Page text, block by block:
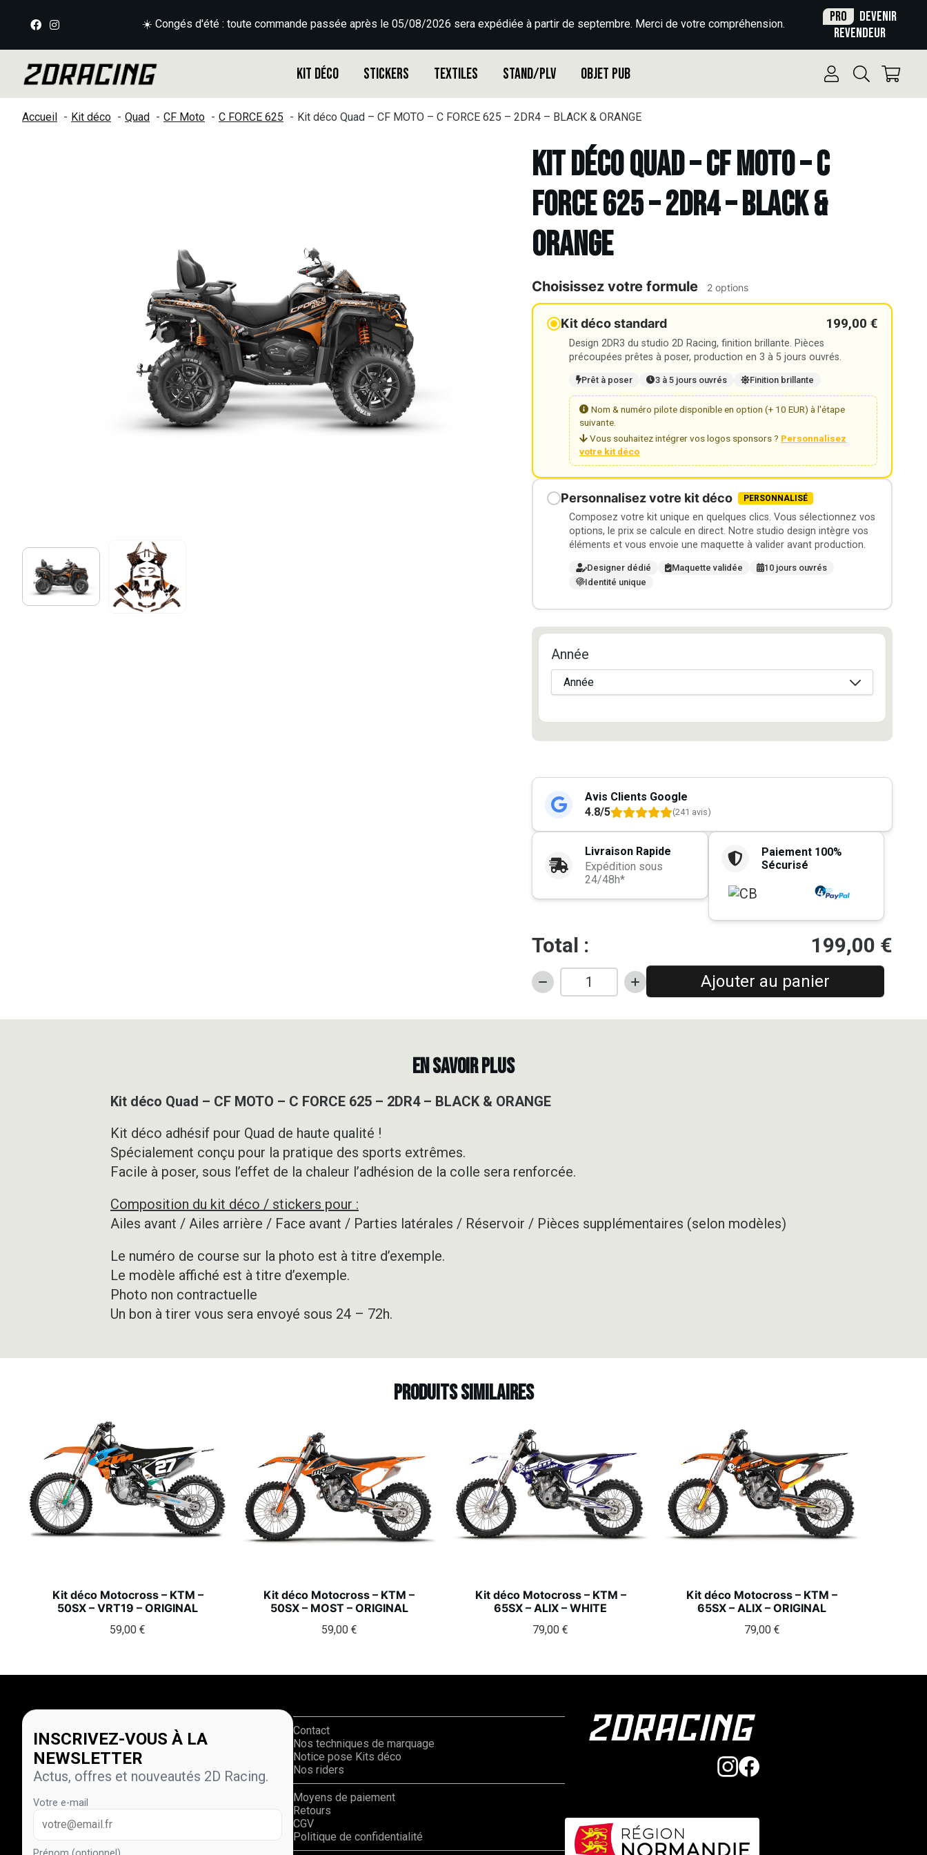
☀️ Congés d'été : toute commande passée après le 05/08/2026 sera expédiée à partir de septembre. Merci de votre compréhension. Pro
Devenir
revendeur
Kit déco Stickers Textiles Stand/PLV Objet Pub
Accueil Kit déco Quad CF Moto C FORCE 625 Kit déco Quad – CF MOTO – C FORCE 625 – 2DR4 – BLACK & ORANGE
Kit déco Quad – CF MOTO – C
FORCE 625 – 2DR4 – BLACK &
ORANGE
Choisissez votre formule 2 options
Kit déco standard 199,00 €
Design 2DR3 du studio 2D Racing, finition brillante. Pièces
précoupées prêtes à poser, production en 3 à 5 jours ouvrés.
Prêt à poser 3 à 5 jours ouvrés Finition brillante
Nom & numéro pilote disponible en option (+ 10 EUR) à l'étape
suivante.
Vous souhaitez intégrer vos logos sponsors ? Personnalisez
votre kit déco
Personnalisez votre kit déco PERSONNALISÉ
Composez votre kit unique en quelques clics. Vous sélectionnez vos
options, le prix se calcule en direct. Notre studio design intègre vos
éléments et vous envoie une maquette à valider avant production.
Designer dédié Maquette validée
10 jours ouvrés
Identité unique
Année
Avis Clients Google
4.8/5
(241 avis)
Livraison Rapide
Expédition sous
24/48h*
Paiement 100%
Sécurisé
Total : 199,00 €
quantité
Kit
MOTO
625
-
Ajouter au panier
EN SAVOIR PLUS
Kit déco Quad – CF MOTO – C FORCE 625 – 2DR4 – BLACK & ORANGE
Kit déco adhésif pour Quad de haute qualité !
Spécialement conçu pour la pratique des sports extrêmes.
Facile à poser, sous l’effet de la chaleur l’adhésion de la colle sera renforcée.
Composition du kit déco / stickers pour :
Ailes avant / Ailes arrière / Face avant / Parties latérales / Réservoir / Pièces supplémentaires (selon modèles)
Le numéro de course sur la photo est à titre d’exemple.
Le modèle affiché est à titre d’exemple.
Photo non contractuelle
Un bon à tirer vous sera envoyé sous 24 – 72h.
Produits similaires
Kit déco Motocross – KTM –
50SX – VRT19 – ORIGINAL
59,00€
Kit déco Motocross – KTM –
50SX – MOST – ORIGINAL
59,00 €
Kit déco Motocross – KTM –
65SX – ALIX – WHITE
79,00€
Kit déco Motocross – KTM –
65SX – ALIX – ORIGINAL
79,00 €
INSCRIVEZ-VOUS À LA
NEWSLETTER
Actus, offres et nouveautés 2D Racing.
Votre e-mail
Contact
Nos techniques de marquage
Notice pose Kits déco
Nos riders
Moyens de paiement
Retours
CGV
Politique de confidentialité